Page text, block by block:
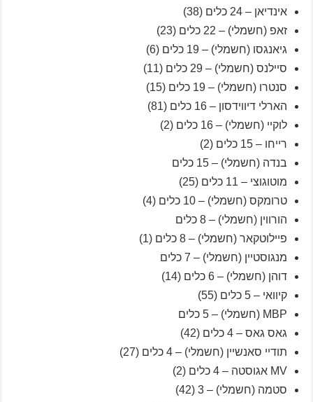
אינדיאן – 24 כלים (38)
זאפ (חשמלי) – 22 כלים (23)
גיאנגסו (חשמלי) – 19 כלים (6)
סיילנס (חשמלי) – 29 כלים (11)
סנטרו (חשמלי) – 19 כלים (15)
הארלי דיווידסון – 16 כלים (81)
לוקיי (חשמלי) – 16 כלים (2)
רייחו – 15 כלים (2)
בנדה (חשמלי) – 15 כלים
מוטוגוצי – 11 כלים (25)
טרומקס (חשמלי) – 10 כלים (4)
הורווין (חשמלי) – 8 כלים
פיילוטקאר (חשמלי) – 8 כלים (1)
מנגוסטיין (חשמלי) – 7 כלים
דוהן (חשמלי) – 6 כלים (14)
קיוואי – 5 כלים (55)
MBP (חשמלי) – 5 כלים
גאס גאס – 4 כלים (42)
תודיי סאנשיין (חשמלי) – 4 כלים (27)
MV אגוסטה – 4 כלים (2)
סטמה (חשמלי) – 3 (42)